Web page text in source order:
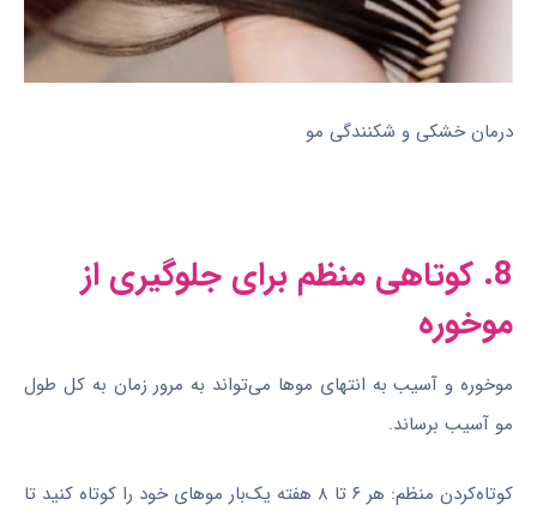
درمان خشکی و شکنندگی مو
8. کوتاهی منظم برای جلوگیری از
موخوره
موخوره و آسیب به انتهای موها می‌تواند به مرور زمان به کل طول
مو آسیب برساند.
کوتاه‌کردن منظم: هر ۶ تا ۸ هفته یک‌بار موهای خود را کوتاه کنید تا